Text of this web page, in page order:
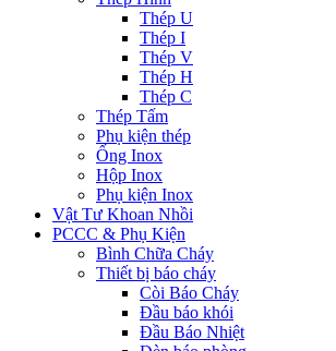
Thép U
Thép I
Thép V
Thép H
Thép C
Thép Tấm
Phụ kiện thép
Ống Inox
Hộp Inox
Phụ kiện Inox
Vật Tư Khoan Nhồi
PCCC & Phụ Kiện
Bình Chữa Cháy
Thiết bị báo cháy
Còi Báo Cháy
Đầu báo khói
Đầu Báo Nhiệt